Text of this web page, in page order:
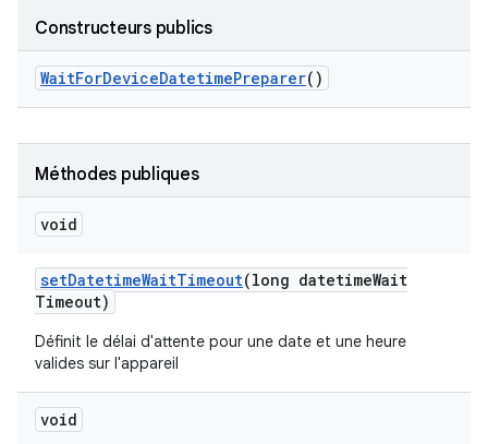
Constructeurs publics
WaitForDeviceDatetimePreparer()
Méthodes publiques
void
setDatetimeWaitTimeout(long datetimeWait
Timeout)
Définit le délai d'attente pour une date et une heure
valides sur l'appareil
void